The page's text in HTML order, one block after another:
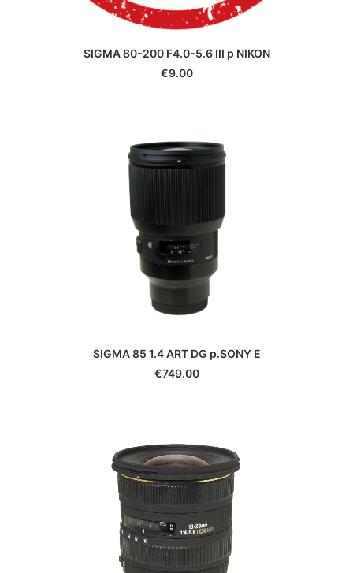
SIGMA 80-200 F4.0-5.6 III p NIKON
€9.00
SIGMA 85 1.4 ART DG p.SONY E
€749.00